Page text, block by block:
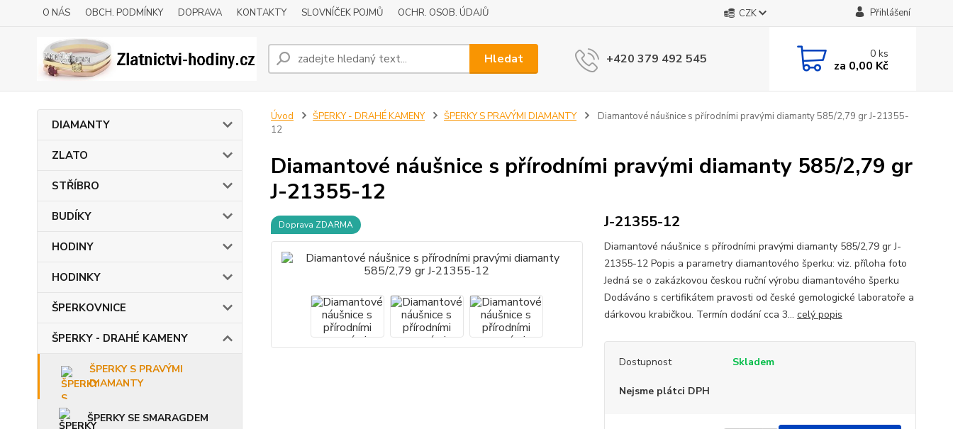
O NÁS OBCH. PODMÍNKY DOPRAVA KONTAKTY SLOVNÍČEK POJMŮ OCHR. OSOB. ÚDAJŮ CZK Přihlášení
Hledat +420 379 492 545 0ks
za 0,00 Kč
DIAMANTY
ZLATO
STŘÍBRO
BUDÍKY
HODINY
HODINKY
ŠPERKOVNICE
ŠPERKY - DRAHÉ KAMENY
ŠPERKY S PRAVÝMI
DIAMANTY
ŠPERKY SE SMARAGDEM
Úvod ŠPERKY - DRAHÉ KAMENY ŠPERKY S PRAVÝMI DIAMANTY
Diamantové náušnice s přírodními pravými diamanty 585/2,79 gr J-21355-
12
Diamantové náušnice s přírodními pravými diamanty 585/2,79 gr
J-21355-12
Doprava ZDARMA J-21355-12
Diamantové náušnice s přírodními pravými diamanty 585/2,79 gr J-
21355-12 Popis a parametry diamantového šperku: viz. příloha foto
Jedná se o zakázkovou českou ruční výrobu diamantového šperku
Dodáváno s certifikátem pravosti od české gemologické laboratoře a
dárkovou krabičkou. Termín dodání cca 3... celý popis
Dostupnost Skladem
Nejsme plátci DPH